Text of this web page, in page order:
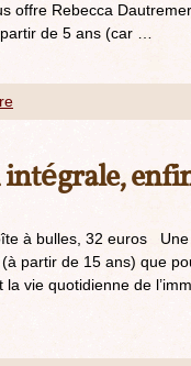
Rebecca
de 5 ans (car …
intégrale,
à bulles, 32 euros
partir de 15 ans) que
vie quotidienne de